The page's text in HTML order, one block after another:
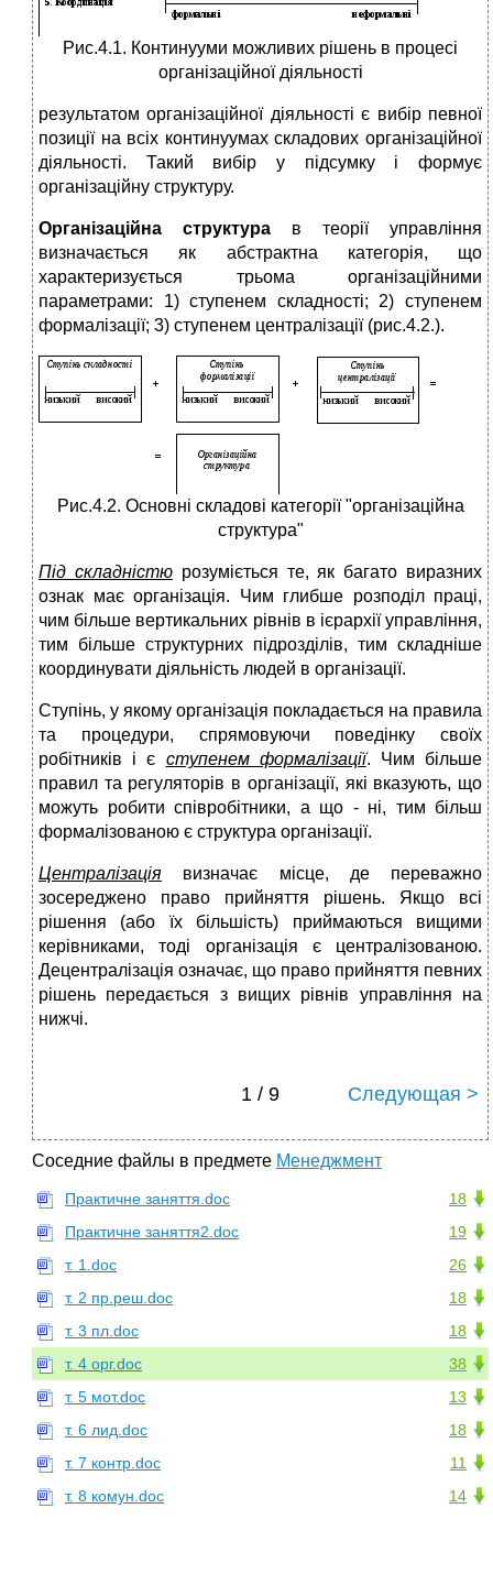
Рис.4.1. Континууми можливих рішень в процесі
організаційної діяльності
результатом організаційної діяльності є вибір певної
позиції на всіх континуумах складових організаційної
діяльності. Такий вибір у підсумку і формує
організаційну структуру.
Організаційна структура в теорії управління
визначається як абстрактна категорія, що
характеризується трьома організаційними
параметрами: 1) ступенем складності; 2) ступенем
формалізації; 3) ступенем централізації (рис.4.2.).
Рис.4.2. Основні складові категорії "організаційна
структура"
Під складністюрозуміється те, як багато виразних
ознак має організація. Чим глибше розподіл праці,
чим більше вертикальних рівнів в ієрархії управління,
тим більше структурних підрозділів, тим складніше
координувати діяльність людей в організації.
Ступінь, у якому організація покладається на правила
та процедури, спрямовуючи поведінку своїх
робітників і є ступенем формалізації. Чим більше
правил та регуляторів в організації, які вказують, що
можуть робити співробітники, а що - ні, тим більш
формалізованою є структура організації.
Централізація визначає місце, де переважно
зосереджено право прийняття рішень. Якщо всі
рішення (або їх більшість) приймаються вищими
керівниками, тоді організація є централізованою.
Децентралізація означає, що право прийняття певних
рішень передається з вищих рівнів управління на
нижчі.
1 / 9 Следующая >
Соседние файлы в предмете Менеджмент
18
Практичне заняття.doc
19
Практичне заняття2.doc
26
т. 1.doc
18
т. 2 пр.реш.doc
18
т. 3 пл.doc
38
т. 4 орг.doc
13
т. 5 мот.doc
18
т. 6 лид.doc
11
т. 7 контр.doc
14
т. 8 комун.doc